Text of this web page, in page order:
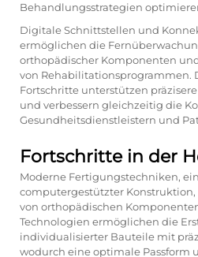
Behandlungsstrategien
Digitale Schnittstellen und
ermöglichen die
orthopädischer Komponenten
von Rehabilitationsprogrammen.
Fortschritte unterstützen
und verbessern gleichzeitig die
Gesundheitsdienstleistern und
Fortschritte in der
Moderne Fertigungstechniken,
computergestützter
von orthopädischen
Technologien ermöglichen die
individualisierter Bauteile mit
wodurch eine optimale Passform